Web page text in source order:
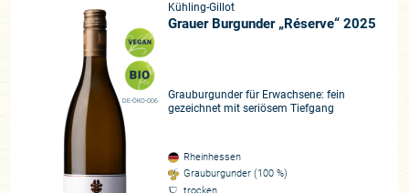
DE-ÖKO-006
Kühling-Gillot
Grauer Burgunder „Réserve“ 2025
Grauburgunder für Erwachsene: fein
gezeichnet mit seriösem Tiefgang
Rheinhessen
Grauburgunder (100 %)
trocken